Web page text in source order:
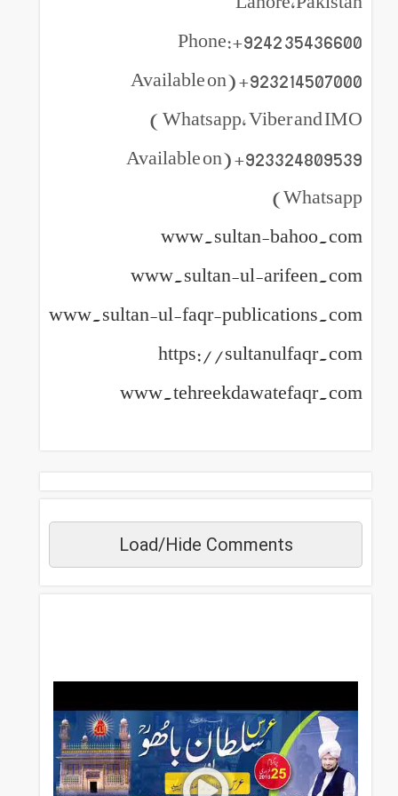
Phone:+9242 35436600
923214507000+ (Available on
Whatsapp, Viber and IMO )
923324809539+ (Available on
Whatsapp)
www.sultan-bahoo.com
www.sultan-ul-arifeen.com
www.sultan-ul-faqr-publications.com
https://sultanulfaqr.com
www.tehreekdawatefaqr.com
Load/Hide Comments